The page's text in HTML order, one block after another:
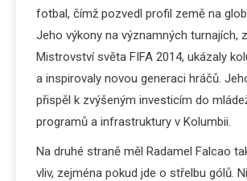
fotbal, čímž pozvedl profil země na
Jeho výkony na významných turnajích,
Mistrovství světa FIFA 2014, ukázaly
a inspirovaly novou generaci hráčů.
přispěl k zvýšeným investicím do
programů a infrastruktury v Kolumbii.
Na druhé straně měl Radamel Falcao
vliv, zejména pokud jde o střelbu gólů.